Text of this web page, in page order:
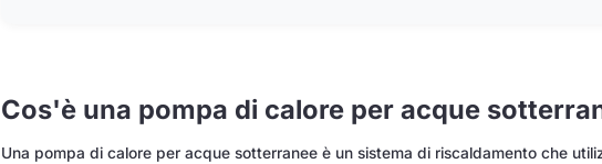
Cos'è una pompa di calore per acque
Una pompa di calore per acque sotterranee è un sistema di riscaldamento che